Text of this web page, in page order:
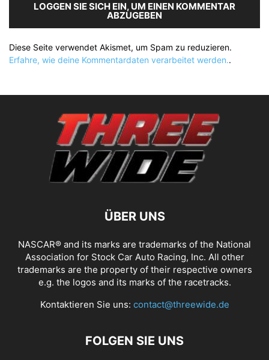
LOGGEN SIE SICH EIN, UM EINEN KOMMENTAR
ABZUGEBEN
Diese Seite verwendet Akismet, um Spam zu reduzieren.
Erfahre, wie deine Kommentardaten verarbeitet werden..
ÜBER UNS
NASCAR® and its marks are trademarks of the National
Association for Stock Car Auto Racing, Inc. All other
trademarks are the property of their respective owners
e.g. the logos and its marks of the racetracks.
Kontaktieren Sie uns: contact@threewide.de
FOLGEN SIE UNS